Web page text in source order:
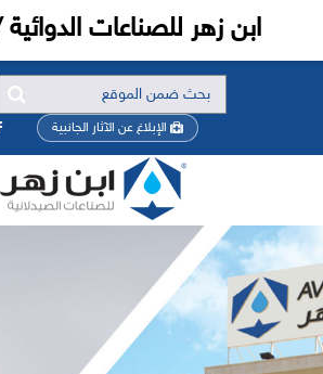
الإبلاغ عن الآثار الجانبية
ابن زهر للصناعات